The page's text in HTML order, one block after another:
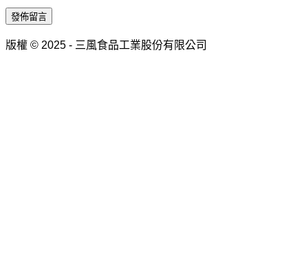
發佈留言
版權 © 2025 - 三風食品工業股份有限公司